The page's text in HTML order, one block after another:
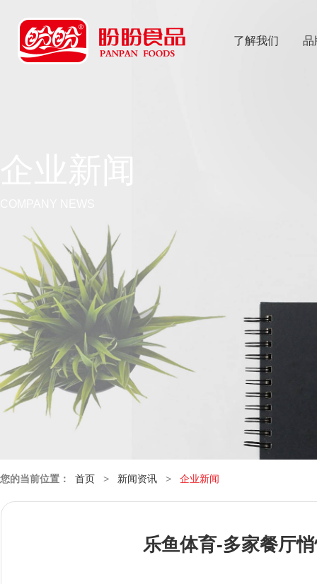
了解我们 品
您的当前位置： 首页 > 新闻资讯 > 企业新闻
乐鱼体育-多家餐厅